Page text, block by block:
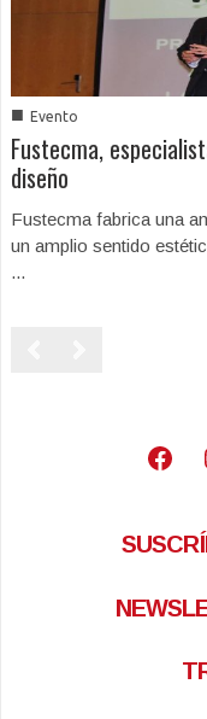
■ Evento
Fustecma,
diseño
Fustecma fabrica una
un amplio sentido
...